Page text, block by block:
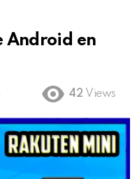
Android en
42 Views